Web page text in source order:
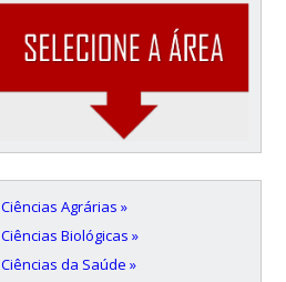
Ciências Agrárias »
Ciências Biológicas »
Ciências da Saúde »